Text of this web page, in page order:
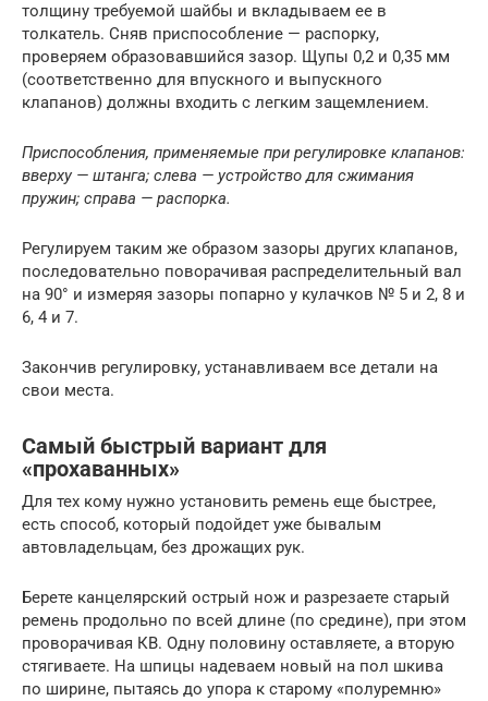
толщину требуемой шайбы и вкладываем ее в
толкатель. Сняв приспособление — распорку,
проверяем образовавшийся зазор. Щупы 0,2 и 0,35 мм
(соответственно для впускного и выпускного
клапанов) должны входить с легким защемлением.
Приспособления, применяемые при регулировке клапанов:
вверху — штанга; слева — устройство для сжимания
пружин; справа — распорка.
Регулируем таким же образом зазоры других клапанов,
последовательно поворачивая распределительный вал
на 90° и измеряя зазоры попарно у кулачков № 5 и 2, 8 и
6, 4 и 7.
Закончив регулировку, устанавливаем все детали на
свои места.
Самый быстрый вариант для
«прохаванных»
Для тех кому нужно установить ремень еще быстрее,
есть способ, который подойдет уже бывалым
автовладельцам, без дрожащих рук.
Берете канцелярский острый нож и разрезаете старый
ремень продольно по всей длине (по средине), при этом
проворачивая КВ. Одну половину оставляете, а вторую
стягиваете. На шпицы надеваем новый на пол шкива
по ширине, пытаясь до упора к старому «полуремню»